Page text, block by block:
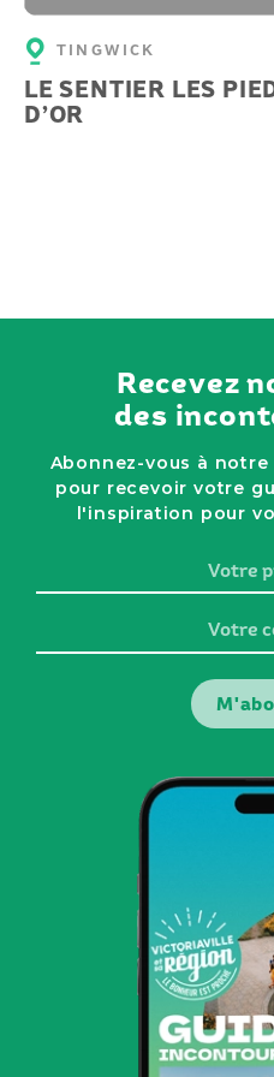
TINGWICK
LE SENTIER LES
D’OR
Recevez
des
Abonnez-vous à
pour recevoir votre
l'inspiration pour
prénom
courriel